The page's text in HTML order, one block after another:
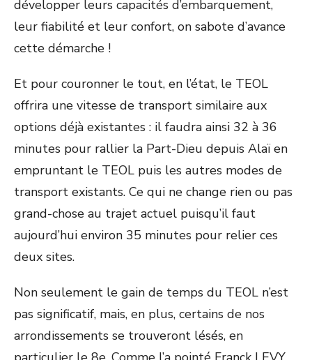
développer leurs capacités d’embarquement,
leur fiabilité et leur confort, on sabote d’avance
cette démarche !
Et pour couronner le tout, en l’état, le TEOL
offrira une vitesse de transport similaire aux
options déjà existantes : il faudra ainsi 32 à 36
minutes pour rallier la Part-Dieu depuis Alaï en
empruntant le TEOL puis les autres modes de
transport existants. Ce qui ne change rien ou pas
grand-chose au trajet actuel puisqu’il faut
aujourd’hui environ 35 minutes pour relier ces
deux sites.
Non seulement le gain de temps du TEOL n’est
pas significatif, mais, en plus, certains de nos
arrondissements se trouveront lésés, en